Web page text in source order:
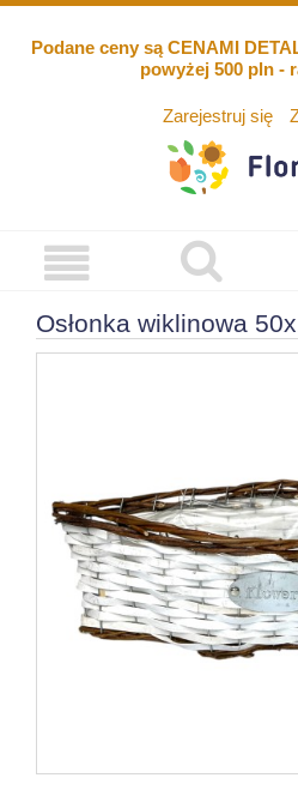
Podane ceny są CENAMI
powyżej 500 pln -
Zarejestruj się
Osłonka wiklinowa